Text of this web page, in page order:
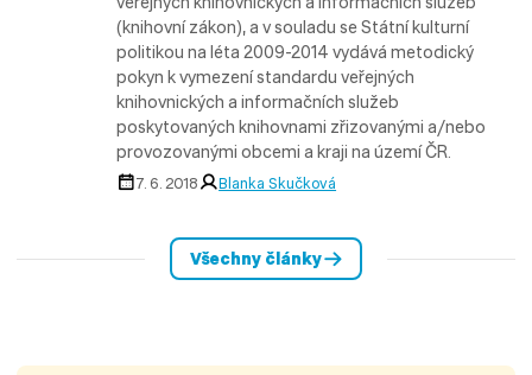
(knihovní zákon), a v souladu se Státní kulturní
politikou na léta 2009-2014 vydává metodický
pokyn k vymezení standardu veřejných
knihovnických a informačních služeb
poskytovaných knihovnami zřizovanými a/nebo
provozovanými obcemi a kraji na území ČR.
7. 6. 2018 Blanka Skučková
Všechny články